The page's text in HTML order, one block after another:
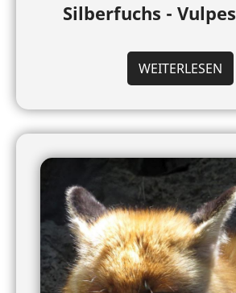
Silberfuchs -
WEITERLESEN